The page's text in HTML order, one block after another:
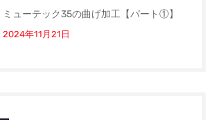
ミューテック35の曲げ加工【パート①】
2024年11月21日